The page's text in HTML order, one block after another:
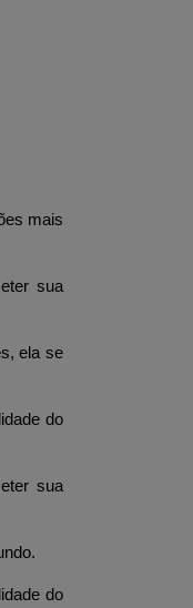
mais
sua
ela se
do
sua
do